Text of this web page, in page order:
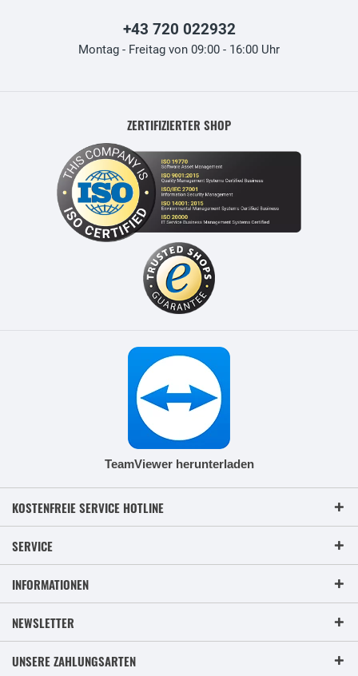
+43 720 022932
Montag - Freitag von 09:00 - 16:00 Uhr
ZERTIFIZIERTER SHOP
TeamViewer herunterladen
KOSTENFREIE SERVICE HOTLINE
SERVICE
INFORMATIONEN
NEWSLETTER
UNSERE ZAHLUNGSARTEN